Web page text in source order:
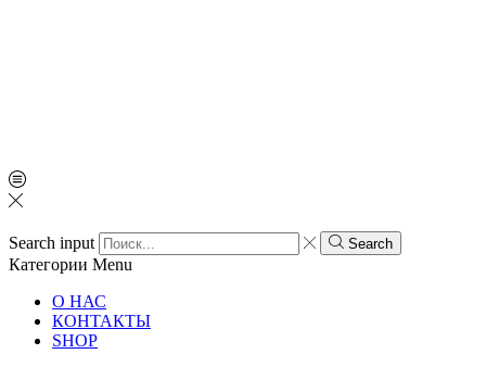
Search input Search
Категории Menu
О НАС
КОНТАКТЫ
SHOP